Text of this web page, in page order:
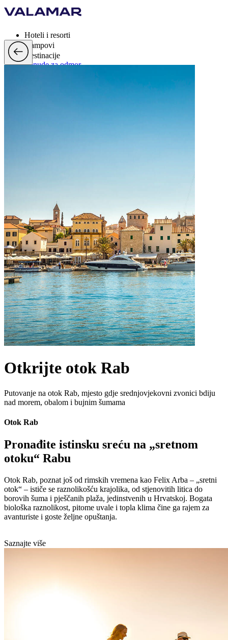
Hoteli i resorti
Kampovi
Destinacije
Ponude za odmor
Otkrijte otok Rab
Putovanje na otok Rab, mjesto gdje srednjovjekovni zvonici bdiju
nad morem, obalom i bujnim šumama
Otok Rab
Pronađite istinsku sreću na „sretnom
otoku“ Rabu
Otok Rab, poznat još od rimskih vremena kao Felix Arba – „sretni
otok“ – ističe se raznolikošću krajolika, od stjenovitih litica do
borovih šuma i pješčanih plaža, jedinstvenih u Hrvatskoj. Bogata
biološka raznolikost, pitome uvale i topla klima čine ga rajem za
avanturiste i goste željne opuštanja.
Saznajte više